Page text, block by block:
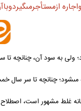
به سود آن، چنانچه تا